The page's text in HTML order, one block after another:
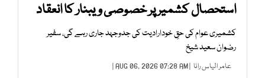
استحصال کشمیر پر خصوصی ویبنار کا انعقاد
کشمیری عوام کی حقِ خودارادیت کی جدوجہد جاری رہے گی، سفیر
رضوان سعید شیخ
عامر الیاس رانا | AUG 06, 2026 07:28 AM |